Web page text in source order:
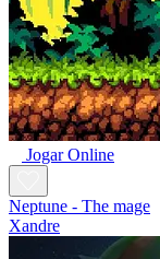
Jogar Online
Neptune - The mage
Xandre